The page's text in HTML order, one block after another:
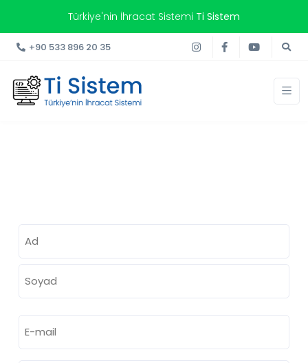
Türkiye'nin İhracat Sistemi Ti Sistem
+90 533 896 20 35
Soyad
İlk